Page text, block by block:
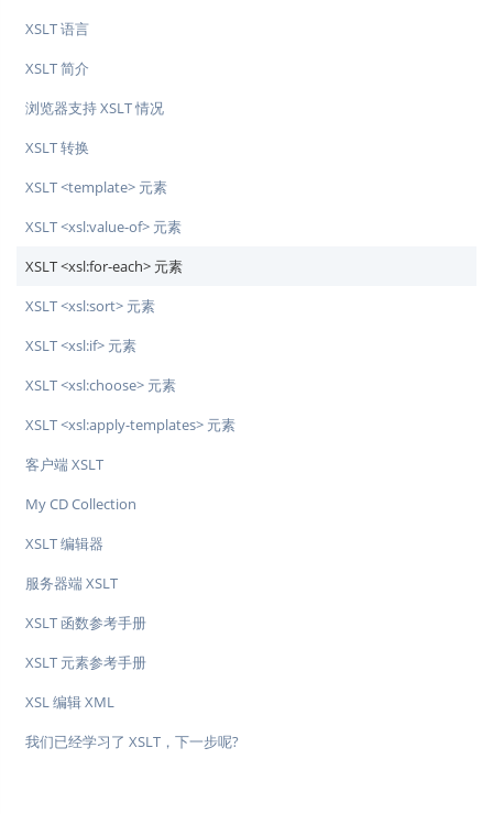
XSLT 语言
XSLT 简介
浏览器支持 XSLT 情况
XSLT 转换
XSLT <template> 元素
XSLT <xsl:value-of> 元素
XSLT <xsl:for-each> 元素
XSLT <xsl:sort> 元素
XSLT <xsl:if> 元素
XSLT <xsl:choose> 元素
XSLT <xsl:apply-templates> 元素
客户端 XSLT
My CD Collection
XSLT 编辑器
服务器端 XSLT
XSLT 函数参考手册
XSLT 元素参考手册
XSL 编辑 XML
我们已经学习了 XSLT，下一步呢?